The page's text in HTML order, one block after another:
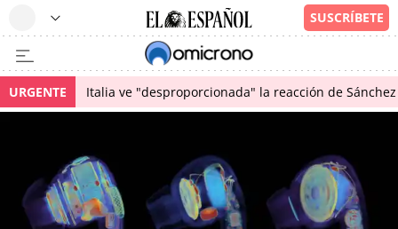
URGENTE Italia ve "desproporcionada" la reacción de